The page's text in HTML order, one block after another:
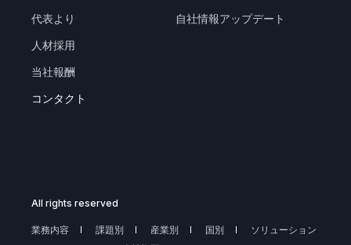
代表より
人材採用
当社報酬
コンタクト
自社情報アップデート
All rights reserved
業務内容 課題別 産業別 国別
ソリューション